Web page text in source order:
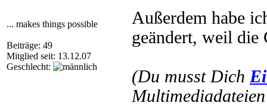
... makes things possible
Beiträge: 49
Mitglied seit: 13.12.07
Geschlecht:
Außerdem habe
geändert, weil die
(Du musst Dich